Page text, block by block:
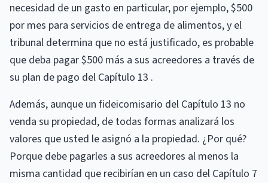
necesidad de un gasto en particular, por ejemplo, $500
por mes para servicios de entrega de alimentos, y el
tribunal determina que no está justificado, es probable
que deba pagar $500 más a sus acreedores a través de
su plan de pago del Capítulo 13 .
Además, aunque un fideicomisario del Capítulo 13 no
venda su propiedad, de todas formas analizará los
valores que usted le asignó a la propiedad. ¿Por qué?
Porque debe pagarles a sus acreedores al menos la
misma cantidad que recibirían en un caso del Capítulo 7